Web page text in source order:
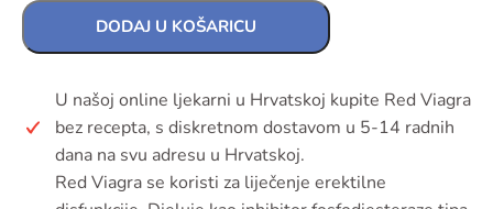
DODAJ U KOŠARICU
U našoj online ljekarni u Hrvatskoj kupite Red Viagra
bez recepta, s diskretnom dostavom u 5-14 radnih
dana na svu adresu u Hrvatskoj.
Red Viagra se koristi za liječenje erektilne